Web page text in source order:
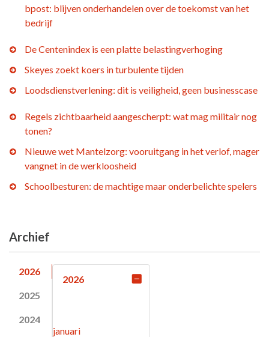
bpost: blijven onderhandelen over de toekomst van het
bedrijf
De Centenindex is een platte belastingverhoging
Skeyes zoekt koers in turbulente tijden
Loodsdienstverlening: dit is veiligheid, geen businesscase
Regels zichtbaarheid aangescherpt: wat mag militair nog
tonen?
Nieuwe wet Mantelzorg: vooruitgang in het verlof, mager
vangnet in de werkloosheid
Schoolbesturen: de machtige maar onderbelichte spelers
Archief
2026
2025
2024
2026
januari